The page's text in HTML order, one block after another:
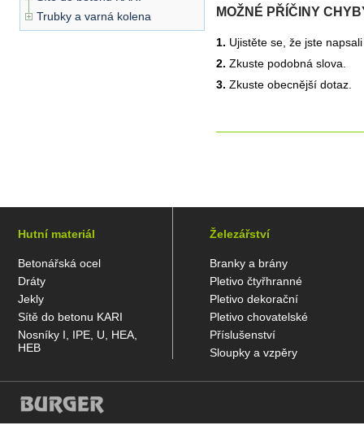
Trubky a varná kolena
MOŽNÉ PŘÍČINY
1. Ujistěte se, že jste
2. Zkuste podobná slova.
3. Zkuste obecnější dotaz.
Hutní materiál
Betonářská ocel
Dráty
Jekly
Sítě do betonu KARI
Nosníky I, IPE, U, HEA,
HEB
Železářství
Branky a brány
Pletivo čtyřhranné
Pletivo dekorační
Pletivo chovatelské
Příslušenství
Sloupky a vzpěry